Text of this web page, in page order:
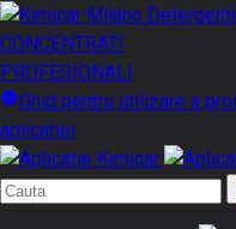
CONCENTRATI
PROFESIONALI
Ghid pentru utilizare a
aplicatiei